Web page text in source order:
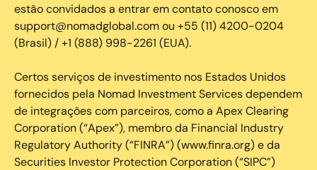
estão convidados a entrar em contato conosco em
support@nomadglobal.com ou +55 (11) 4200-0204
(Brasil) / +1 (888) 998-2261 (EUA).
Certos serviços de investimento nos Estados Unidos
fornecidos pela Nomad Investment Services dependem
de integrações com parceiros, como a Apex Clearing
Corporation (“Apex”), membro da Financial Industry
Regulatory Authority (“FINRA”) (www.finra.org) e da
Securities Investor Protection Corporation (“SIPC”)